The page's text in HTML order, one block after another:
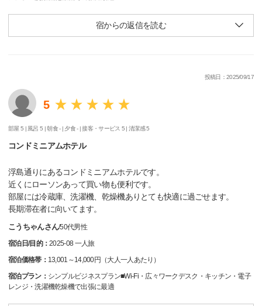
宿からの返信を読む
投稿日：2025/09/17
5
部屋 5 | 風呂 5 |朝食 - | 夕食 - |接客・サービス 5 |清潔感 5
コンドミニアムホテル
浮島通りにあるコンドミニアムホテルです。
近くにローソンあって買い物も便利です。
部屋には冷蔵庫、洗濯機、乾燥機ありとても快適に過ごせます。
長期滞在者に向いてます。
こうちゃんさん/50代男性
宿泊日/目的：2025-08 一人旅
宿泊価格帯： 13,001～14,000円（大人一人あたり）
宿泊プラン： シンプルビジネスプラン■Wi-Fi・広々ワークデスク・キッチン・電子
レンジ・洗濯機乾燥機で出張に最適